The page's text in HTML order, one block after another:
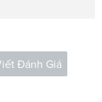
Đánh Giá